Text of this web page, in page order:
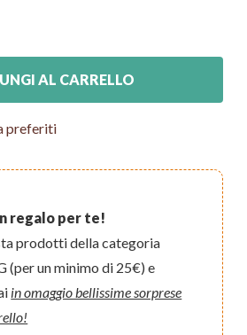
AL CARRELLO
preferiti
regalo per te!
prodotti della categoria
(per un minimo di 25€) e
in omaggio bellissime sorprese